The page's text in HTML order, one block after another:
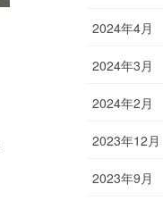
2024年4月
2024年3月
2024年2月
2023年12月
2023年9月